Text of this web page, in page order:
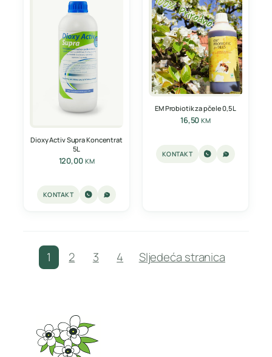
Dioxy Activ Supra Koncentrat
5L
120,00 KM
KONTAKT
EM Probiotik za pčele 0,5L
16,50KM
KONTAKT
1 2 3 4 Sljedeća stranica